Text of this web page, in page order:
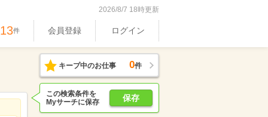
2026/8/7 18時更新
件 会員登録 ログイン
キープ中のお仕事 0件
保存
この検索条件を
Myサーチに保存